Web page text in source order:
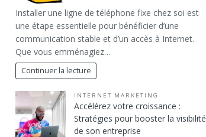
Installer une ligne de téléphone fixe chez soi est
une étape essentielle pour bénéficier d’une
communication stable et d’un accès à Internet.
Que vous emménagiez…
Continuer la lecture
INTERNET MARKETING
Accélérez votre croissance :
Stratégies pour booster la visibilité
de son entreprise